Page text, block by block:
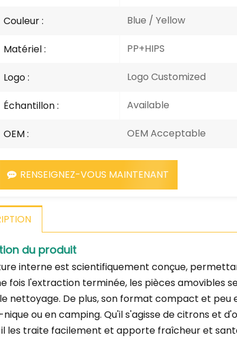
Couleur : Blue / Yellow
Matériel : PP+HIPS
Logo : Logo Customized
Échantillon : Available
OEM : OEM Acceptable
RENSEIGNEZ-VOUS MAINTENANT
du produit
interne est scientifiquement conçue,
fois l'extraction terminée, les pièces amovibles
nettoyage. De plus, son format compact et
ou en camping. Qu'il s'agisse de citrons et
il les traite facilement et apporte fraîcheur et